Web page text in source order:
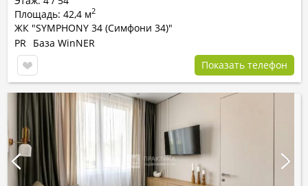
Площадь: 42,4 м2
ЖК "SYMPHONY 34 (Симфони 34)"
PR База WinNER
Показать телефон